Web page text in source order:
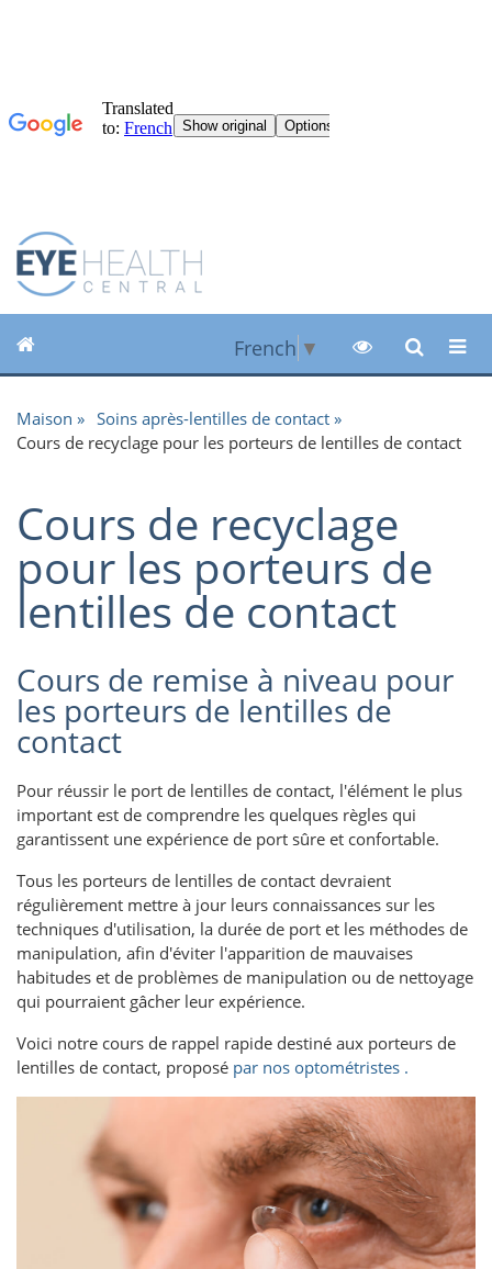
French ▼
Maison
Soins après-lentilles de contact
Cours de recyclage pour les porteurs de lentilles de contact
Cours de recyclage
pour les porteurs de
lentilles de contact
Cours de remise à niveau pour
les porteurs de lentilles de
contact
Pour réussir le port de lentilles de contact, l'élément le plus
important est de comprendre les quelques règles qui
garantissent une expérience de port sûre et confortable.
Tous les porteurs de lentilles de contact devraient
régulièrement mettre à jour leurs connaissances sur les
techniques d'utilisation, la durée de port et les méthodes de
manipulation, afin d'éviter l'apparition de mauvaises
habitudes et de problèmes de manipulation ou de nettoyage
qui pourraient gâcher leur expérience.
Voici notre cours de rappel rapide destiné aux porteurs de
lentilles de contact, proposé par nos optométristes .